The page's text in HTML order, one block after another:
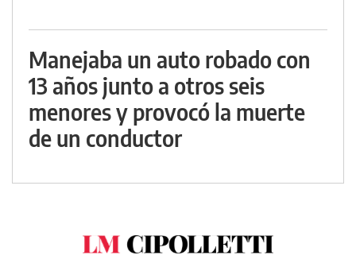
Manejaba un auto robado con
13 años junto a otros seis
menores y provocó la muerte
de un conductor